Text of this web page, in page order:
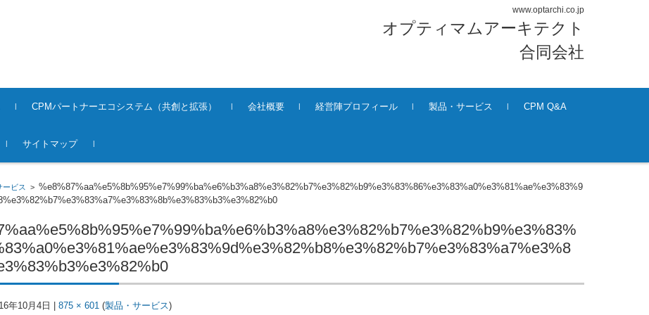
www.optarchi.co.jp
オプティマムアーキテクト
合同会社
CPMパートナーエコシステム（共創と拡張） 会社概要 経営陣プロフィール 製品・サービス CPM Q&A
サイトマップ
ービス > %e8%87%aa%e5%8b%95%e7%99%ba%e6%b3%a8%e3%82%b7%e3%82%b9%e3%83%86%e3%83%a0%e3%81%ae%e3%83%9
年10月4日 875 × 601 (製品・サービス)